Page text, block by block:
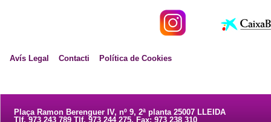
Avís Legal Contacti Política de Cookies
Plaça Ramon Berenguer IV, nº 9, 2ª planta 25007 LLEIDA
Tlf. 973 243 789 Tlf. 973 244 275. Fax: 973 238 310